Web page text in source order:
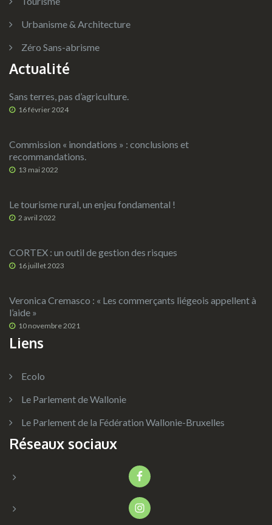
Urbanisme & Architecture
Zéro Sans-abrisme
Actualité
Sans terres, pas d’agriculture.
16 février 2024
Commission « inondations » : conclusions et
recommandations.
13 mai 2022
Le tourisme rural, un enjeu fondamental !
2 avril 2022
CORTEX : un outil de gestion des risques
16 juillet 2023
Veronica Cremasco : « Les commerçants liégeois appellent à
l’aide »
10 novembre 2021
Liens
Ecolo
Le Parlement de Wallonie
Le Parlement de la Fédération Wallonie-Bruxelles
Réseaux sociaux